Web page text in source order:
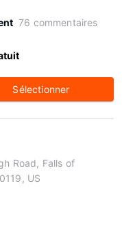
76 commentaires
Sélectionner
Road, Falls of
US